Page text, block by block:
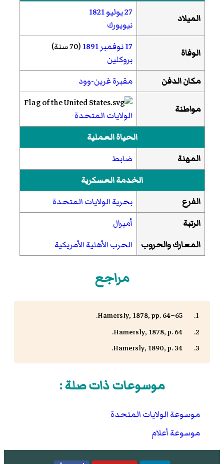
الميلاد 27 يوليو
1821
نيويورك
الوفاة 17 نوفمبر 1891(70 سنة)
بروكلين
مكان الدفن
مقبرة غرين-وود
مواطنة
الولايات المتحدة
الحياة العملية
المهنة
ضابط
الخدمة العسكرية
الفرع
بحرية الولايات المتحدة
الرتبة
أميرال
المعارك والحروب
الحرب الأهلية الأمريكية
مراجع
Hamersly, 1878, pp. 64–65.
Hamersly, 1878, p. 64.
Hamersly, 1890, p. 34.
موسوعات ذات صلة :
موسوعة الولايات المتحدة
موسوعة أعلام